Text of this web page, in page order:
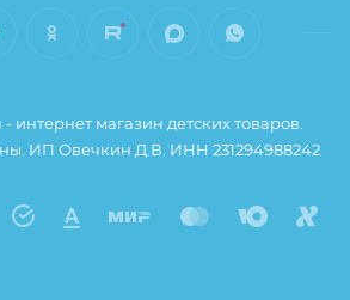
интернет магазин детских товаров.
ИП Овечкин Д.В. ИНН 231294988242